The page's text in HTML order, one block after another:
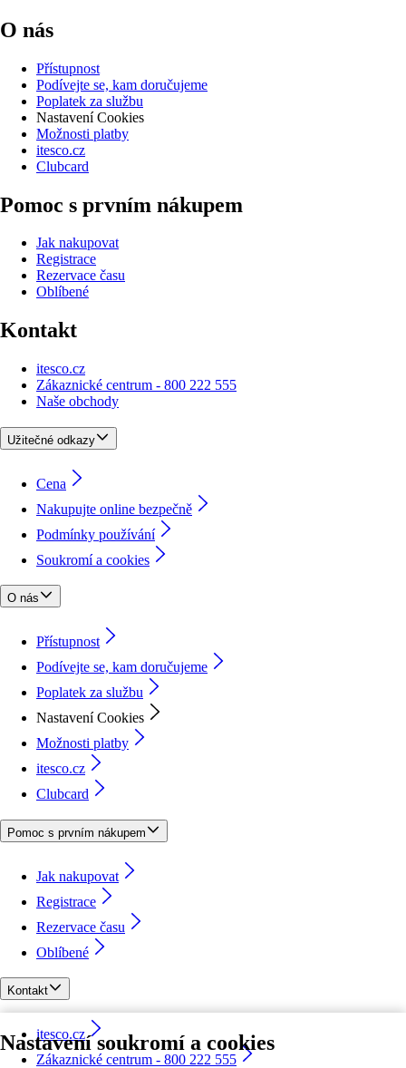
Nastavení soukromí a cookies
O nás
Přístupnost
Podívejte se, kam doručujeme
Poplatek za službu
Nastavení Cookies
Možnosti platby
itesco.cz
Clubcard
Pomoc s prvním nákupem
Jak nakupovat
Registrace
Rezervace času
Oblíbené
Kontakt
itesco.cz
Zákaznické centrum - 800 222 555
Naše obchody
Užitečné odkazy
Cena
Nakupujte online bezpečně
Podmínky používání
Soukromí a cookies
O nás
Přístupnost
Podívejte se, kam doručujeme
Poplatek za službu
Nastavení Cookies
Možnosti platby
itesco.cz
Clubcard
Pomoc s prvním nákupem
Jak nakupovat
Registrace
Rezervace času
Oblíbené
Kontakt
itesco.cz
Zákaznické centrum - 800 222 555